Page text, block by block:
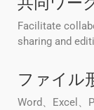
Facilitate
sharing and
ファイル
Word、Excel、